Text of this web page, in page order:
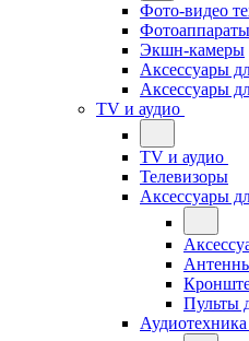
Фото-видео
Фотоаппараты
Экшн-камеры
Аксессуары
Аксессуары
TV и аудио
TV и аудио
Телевизоры
Аксессуары
Пульты
Аудиотехника